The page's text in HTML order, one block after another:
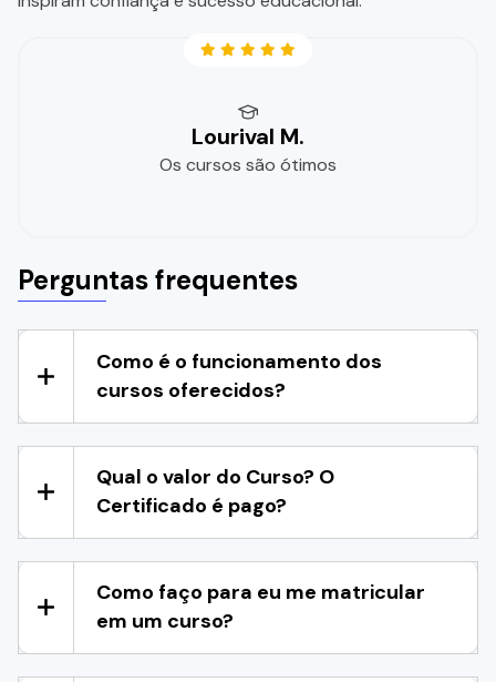
Lourival M.
Os cursos são ótimos
Perguntas frequentes
Como é o funcionamento dos
cursos oferecidos?
Qual o valor do Curso? O
Certificado é pago?
Como faço para eu me matricular
em um curso?